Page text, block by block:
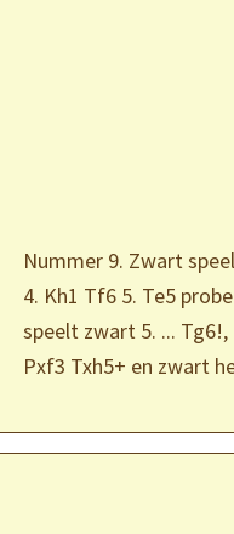
Nummer 9. Zwart
4. Kh1 Tf6 5. Te5
speelt zwart 5. ...
Pxf3 Txh5+ en zwart